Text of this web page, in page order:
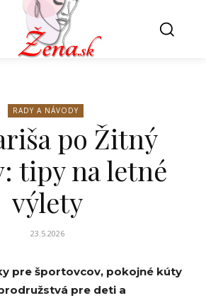
RADY A NÁVODY
po Žitný
tipy na letné
výlety
23.5.2026
pre športovcov, pokojné kúty
pre deti a